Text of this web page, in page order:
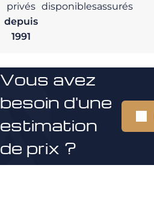
privés
depuis
1991
disponiblesassurés
Vous avez
besoin d'une
estimation
de prix ?